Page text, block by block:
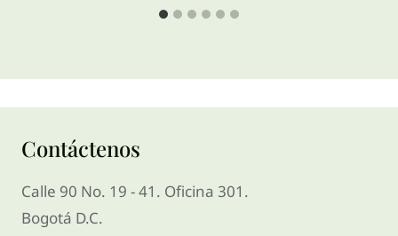
Contáctenos
Calle 90 No. 19 - 41. Oficina 301.
Bogotá D.C.